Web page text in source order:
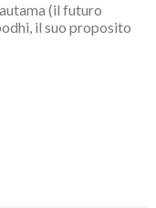
(il futuro
il suo proposito